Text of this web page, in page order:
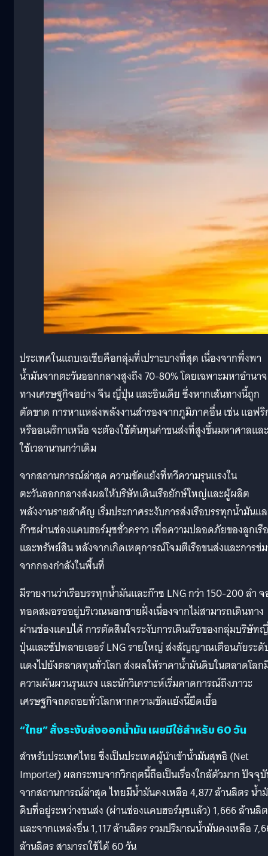
ประเทศในแถบเอเชียคือกลุ่มที่เปราะบางที่สุด เนื่องจากพึ่งพา
น้ำมันจากตะวันออกกลางสูงถึง 70-80% โดยเฉพาะมหาอำนาจ
ทางเศรษฐกิจอย่าง จีน ญี่ปุ่น และอินเดีย ซึ่งหากเส้นทางนี้ถูก
ตัดขาด การหาแหล่งพลังงานสำรองจากภูมิภาคอื่น เช่น แอฟริ
หรืออเมริกาเหนือ จะต้องใช้ต้นทุนค่าขนส่งที่สูงขึ้นมหาศาลและ
ใช้เวลานานกว่าเดิม
จากสถานการณ์ล่าสุด ความขัดแย้งที่ทวีความรุนแรงใน
ตะวันออกกลางส่งผลให้บริษัทเดินเรือยักษ์ใหญ่และผู้ผลิต
พลังงานรายสำคัญ เริ่มประกาศระงับการส่งเรือบรรทุกน้ำมันแ
ก๊าซผ่านช่องแคบฮอร์มุซชั่วคราว เพื่อความปลอดภัยของลูกเรือ
และทรัพย์สิน หลังจากเกิดเหตุการณ์โจมตีเรือขนส่งและการข่
จากกองกำลังในพื้นที่
มีรายงานว่าเรือบรรทุกน้ำมันและก๊าซ LNG กว่า 150-200 ลำ
ทอดสมอรออยู่บริเวณนอกชายฝั่งเนื่องจากไม่สามารถเดินทาง
ผ่านช่องแคบได้ การตัดสินใจระงับการเดินเรือของกลุ่มบริษัทญี่
ปุ่นและซัปพลายเออร์ LNG รายใหญ่ ส่งสัญญาณเตือนภัยระดั
แดงไปยังตลาดทุนทั่วโลก ส่งผลให้ราคาน้ำมันดิบในตลาดโลก
ความผันผวนรุนแรง และนักวิเคราะห์เริ่มคาดการณ์ถึงภาวะ
เศรษฐกิจถดถอยทั่วโลกหากความขัดแย้งนี้ยืดเยื้อ
“ไทย” สั่งระงับส่งออกน้ำมัน เผยมีใช้สำหรับ 60 วัน
สำหรับประเทศไทย ซึ่งเป็นประเทศผู้นำเข้าน้ำมันสุทธิ (Net
Importer) ผลกระทบจากวิกฤตนี้ถือเป็นเรื่องใกล้ตัวมาก ปัจจุ
จากสถานการณ์ล่าสุด ไทยมีน้ำมันคงเหลือ 4,877 ล้านลิตร น้ำ
ดิบที่อยู่ระหว่างขนส่ง (ผ่านช่องแคบฮอร์มุซแล้ว) 1,666 ล้านลิ
และจากแหล่งอื่น 1,117 ล้านลิตร รวมปริมาณน้ำมันคงเหลือ
ล้านลิตร สามารถใช้ได้ 60 วัน